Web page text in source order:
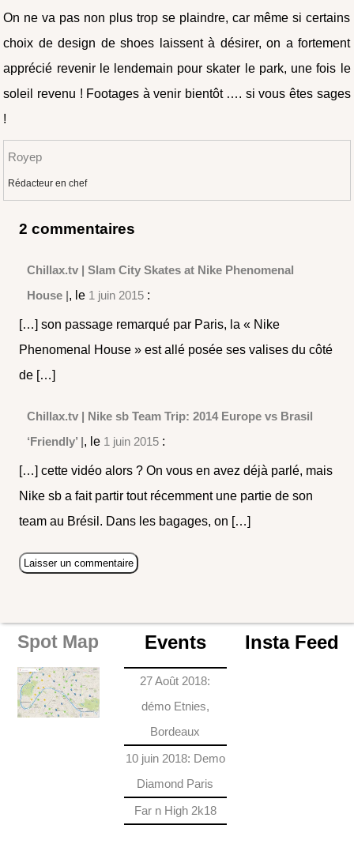
On ne va pas non plus trop se plaindre, car même si certains
choix de design de shoes laissent à désirer, on a fortement
apprécié revenir le lendemain pour skater le park, une fois le
soleil revenu ! Footages à venir bientôt …. si vous êtes sages
!
Royep
Rédacteur en chef
2 commentaires
Chillax.tv | Slam City Skates at Nike Phenomenal
House |, le 1 juin 2015 :
[…] son passage remarqué par Paris, la « Nike
Phenomenal House » est allé posée ses valises du côté
de […]
Chillax.tv | Nike sb Team Trip: 2014 Europe vs Brasil
‘Friendly’ |, le 1 juin 2015 :
[…] cette vidéo alors ? On vous en avez déjà parlé, mais
Nike sb a fait partir tout récemment une partie de son
team au Brésil. Dans les bagages, on […]
Spot Map Events
27 Août 2018:
démo Etnies,
Bordeaux
10 juin 2018: Demo
Diamond Paris
Far n High 2k18
Insta Feed